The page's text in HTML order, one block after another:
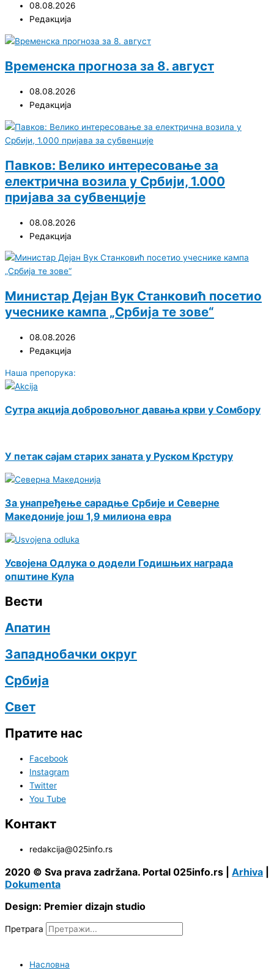
08.08.2026
Редакција
Временска прогноза за 8. август
08.08.2026
Редакција
Павков: Велико интересовање за
електрична возила у Србији, 1.000
пријава за субвенције
08.08.2026
Редакција
Министар Дејан Вук Станковић посетио
учеснике кампа „Србија те зове“
08.08.2026
Редакција
Наша препорука:
Сутра акција добровољног давања крви у Сомбору
У петак сајам старих заната у Руском Крстуру
За унапређење сарадње Србије и Северне
Македоније још 1,9 милиона евра
Усвојена Одлука о додели Годишњих награда
општине Кула
Вести
Апатин
Западнобачки округ
Србија
Свет
Пратите нас
Facebook
Instagram
Twitter
You Tube
Контакт
redakcija@025info.rs
2020 © Sva prava zadržana. Portal 025info.rs | Arhiva
Dokumenta
Design: Premier dizajn studio
Претрага
Насловна